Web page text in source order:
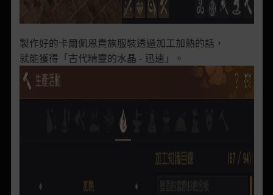
製作好的卡爾佩恩貴族服裝透過加工加熱的話，
就能獲得「古代精靈的水晶 - 迅速」。